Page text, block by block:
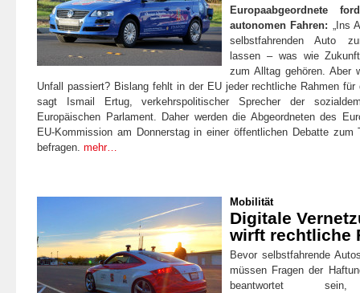
Europaabgeordnete
autonomen Fahren: „Ins
selbstfahrenden Auto
lassen – was wie
zum Alltag gehören. Aber
Unfall passiert? Bislang fehlt in der EU jeder rechtliche Rahmen für
sagt Ismail Ertug, verkehrspolitischer Sprecher der
Europäischen Parlament. Daher werden die Abgeordneten des
EU-Kommission am Donnerstag in einer öffentlichen Debatte zum
befragen. mehr…
Mobilität
Digitale
wirft rechtliche
Bevor selbstfahrende
müssen Fragen der
beantwortet